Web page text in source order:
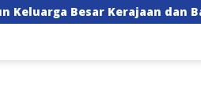
Bate Salapang Respon